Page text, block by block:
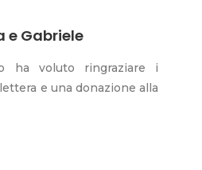
e Gabriele
ha voluto ringraziare i
e una donazione alla